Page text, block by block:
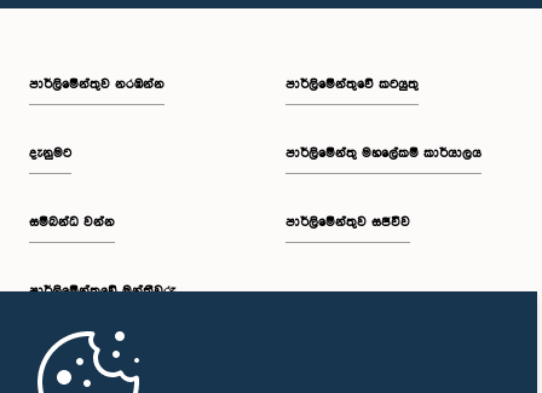
පාර්ලි‌මේන්තුව නරඹන්න
දැනුමට
සම්බන්ධ වන්න
පාර්ලි‌මේන්තුවේ මන්ත්‍රීවරු
මුල් පිටුව
පාර්ලිමේන්තුවේ කටයුතු
පාර්ලිමේන්තු මහලේකම් කාර්යාලය
පාර්ලිමේන්තුව සජීවීව